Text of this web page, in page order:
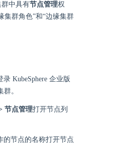
中具有节点管理权
集群角色”和“边缘集群
KubeSphere 企业版
。
节点管理打开节点列
的节点的名称打开节点